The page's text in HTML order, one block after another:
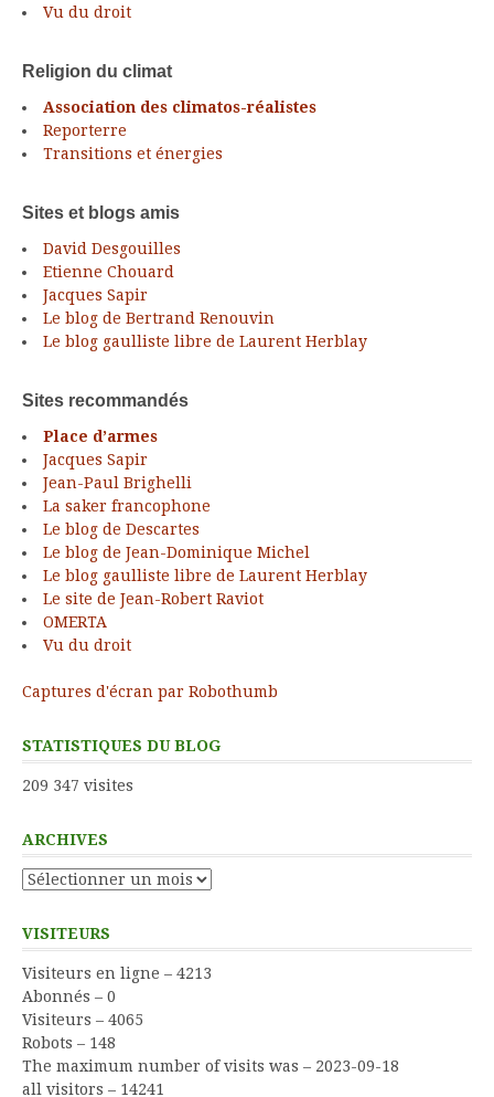
Vu du droit
Religion du climat
Association des climatos-réalistes
Reporterre
Transitions et énergies
Sites et blogs amis
David Desgouilles
Etienne Chouard
Jacques Sapir
Le blog de Bertrand Renouvin
Le blog gaulliste libre de Laurent Herblay
Sites recommandés
Place d’armes
Jacques Sapir
Jean-Paul Brighelli
La saker francophone
Le blog de Descartes
Le blog de Jean-Dominique Michel
Le blog gaulliste libre de Laurent Herblay
Le site de Jean-Robert Raviot
OMERTA
Vu du droit
Captures d'écran par Robothumb
STATISTIQUES DU BLOG
209 347 visites
ARCHIVES
Archives
VISITEURS
Visiteurs en ligne – 4213
Abonnés – 0
Visiteurs – 4065
Robots – 148
The maximum number of visits was – 2023-09-18
all visitors – 14241